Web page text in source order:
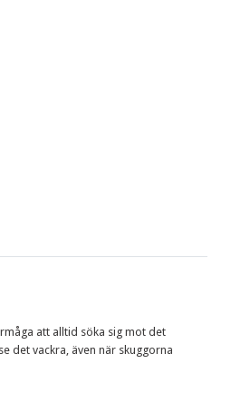
att alltid söka sig mot det
det vackra, även när skuggorna